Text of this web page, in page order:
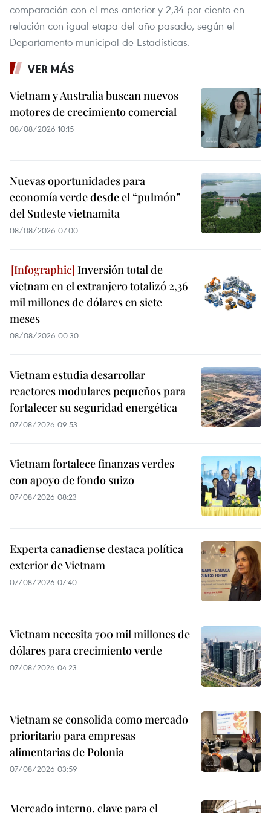
comparación con el mes anterior y 2,34 por ciento en
relación con igual etapa del año pasado, según el
Departamento municipal de Estadísticas.
VER MÁS
Vietnam y Australia buscan nuevos
motores de crecimiento comercial
08/08/2026 10:15
Nuevas oportunidades para
economía verde desde el “pulmón”
del Sudeste vietnamita
08/08/2026 07:00
Inversión total de
vietnam en el extranjero totalizó 2,36
mil millones de dólares en siete
meses
08/08/2026 00:30
Vietnam estudia desarrollar
reactores modulares pequeños para
fortalecer su seguridad energética
07/08/2026 09:53
Vietnam fortalece finanzas verdes
con apoyo de fondo suizo
07/08/2026 08:23
Experta canadiense destaca política
exterior de Vietnam
07/08/2026 07:40
Vietnam necesita 700 mil millones de
dólares para crecimiento verde
07/08/2026 04:23
Vietnam se consolida como mercado
prioritario para empresas
alimentarias de Polonia
07/08/2026 03:59
Mercado interno, clave para el